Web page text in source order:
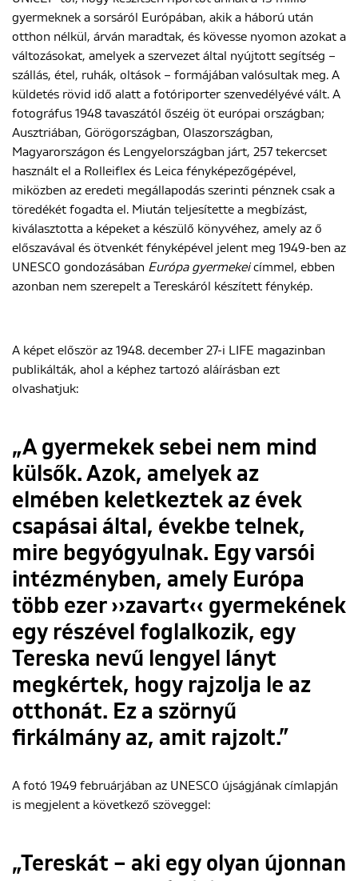
gyermeknek a sorsáról Európában, akik a háború után
otthon nélkül, árván maradtak, és kövesse nyomon azokat a
változásokat, amelyek a szervezet által nyújtott segítség –
szállás, étel, ruhák, oltások – formájában valósultak meg. A
küldetés rövid idő alatt a fotóriporter szenvedélyévé vált. A
fotográfus 1948 tavaszától őszéig öt európai országban;
Ausztriában, Görögországban, Olaszországban,
Magyarországon és Lengyelországban járt, 257 tekercset
használt el a Rolleiflex és Leica fényképezőgépével,
miközben az eredeti megállapodás szerinti pénznek csak a
töredékét fogadta el. Miután teljesítette a megbízást,
kiválasztotta a képeket a készülő könyvéhez, amely az ő
előszavával és ötvenkét fényképével jelent meg 1949-ben az
UNESCO gondozásában Európa gyermekeicímmel, ebben
azonban nem szerepelt a Tereskáról készített fénykép.
A képet először az 1948. december 27-i LIFE magazinban
publikálták, ahol a képhez tartozó aláírásban ezt
olvashatjuk:
„A gyermekek sebei nem mind
külsők. Azok, amelyek az
elmében keletkeztek az évek
csapásai által, évekbe telnek,
mire begyógyulnak. Egy varsói
intézményben, amely Európa
több ezer ››zavart‹‹ gyermekének
egy részével foglalkozik, egy
Tereska nevű lengyel lányt
megkértek, hogy rajzolja le az
otthonát. Ez a szörnyű
firkálmány az, amit rajzolt.”
A fotó 1949 februárjában az UNESCO újságjának címlapján
is megjelent a következő szöveggel:
„Tereskát – aki egy olyan újonnan